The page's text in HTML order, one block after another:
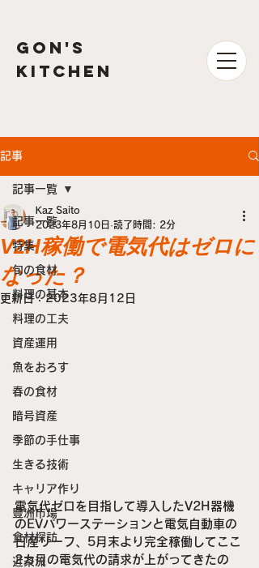
GON'S
kitchen
記事
記事一覧
特集
旬の食材
料理の基本
料理の工夫
資産運用
魚をおろす
春の食材
暗号資産
季節の手仕事
生きる技術
キャリア作り
豊洲市場
食材探訪
近茶流
記事一覧
V2H稼働で電気代はゼロに
なった？
Kaz Saito
2023年8月10日 読了時間: 2分
更新日：2023年8月12日
電気代ゼロを目指して導入したV2H器機
のEVパワーステーションと電気自動車の
日産リーフ、5月末より完全稼働してここ
2カ月の電気代の請求が上がってきたの